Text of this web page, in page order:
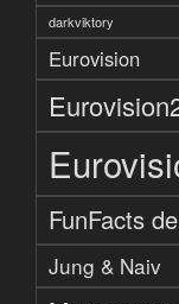
darkviktory
Eurovision
FunFacts de
Jung & Naiv